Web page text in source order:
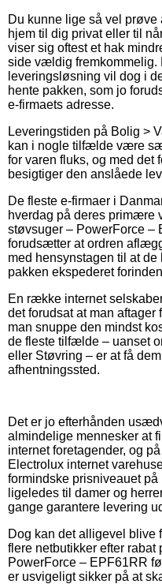
Du kunne lige så vel
hjem til dig privat eller til
viser sig oftest et hak
side vældig fremkommelig.
leveringsløsning vil dog i
hente pakken, som jo
e-firmaets adresse.
Leveringstiden på Bolig >
kan i nogle tilfælde være
for varen fluks, og med det
besigtiger den anslåede
De fleste e-firmaer i
hverdag på deres primære
støvsuger – PowerForce –
forudsætter at ordren
med hensynstagen til at
pakken ekspederet
En række internet
det forudsat at man aftager
man snuppe den mindst
de fleste tilfælde – uanset
eller Støvring – er at få
afhentningssted.
Det er jo efterhånden
almindelige mennesker at
internet foretagender, og
Electrolux internet
formindske prisniveauet
ligeledes til damer og
gange garantere levering
Dog kan det alligevel blive
flere netbutikker efter
PowerForce – EPF61RR
er usvigeligt sikker på at